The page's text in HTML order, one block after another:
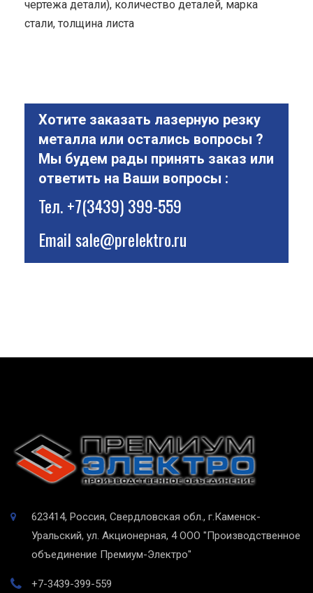
чертежа детали), количество деталей, марка
стали, толщина листа
Хотите заказать лазерную резку
металла или остались вопросы ?
Мы будем рады принять заказ или
ответить на Ваши вопросы :
Тел.+7(3439) 399-559
Emailsale@prelektro.ru
623414, Россия, Свердловская обл., г.Каменск-
Уральский, ул. Акционерная, 4 ООО "Производственное
объединение Премиум-Электро"
+7-3439-399-559